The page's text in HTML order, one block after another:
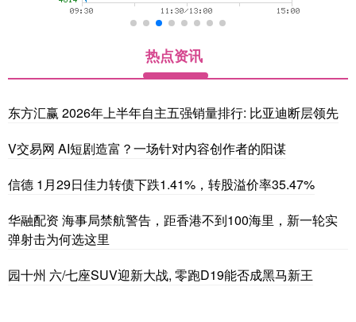
热点资讯
东方汇赢 2026年上半年自主五强销量排行: 比亚迪断层领先
V交易网 AI短剧造富？一场针对内容创作者的阳谋
信德 1月29日佳力转债下跌1.41%，转股溢价率35.47%
华融配资 海事局禁航警告，距香港不到100海里，新一轮实
弹射击为何选这里
园十州 六/七座SUV迎新大战, 零跑D19能否成黑马新王